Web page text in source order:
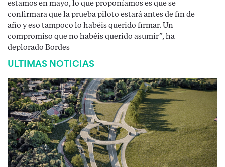
estamos en mayo, lo que proponíamos es que se
confirmara que la prueba piloto estará antes de fin de
año y eso tampoco lo habéis querido firmar. Un
compromiso que no habéis querido asumir”, ha
deplorado Bordes
ULTIMAS NOTICIAS